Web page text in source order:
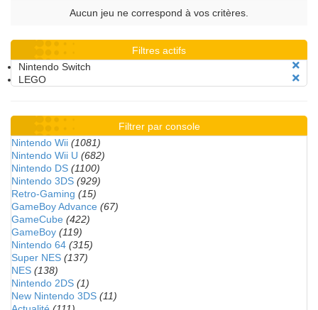
Aucun jeu ne correspond à vos critères.
Filtres actifs
Nintendo Switch
LEGO
Filtrer par console
Nintendo Wii (1081)
Nintendo Wii U (682)
Nintendo DS (1100)
Nintendo 3DS (929)
Retro-Gaming (15)
GameBoy Advance (67)
GameCube (422)
GameBoy (119)
Nintendo 64 (315)
Super NES (137)
NES (138)
Nintendo 2DS (1)
New Nintendo 3DS (11)